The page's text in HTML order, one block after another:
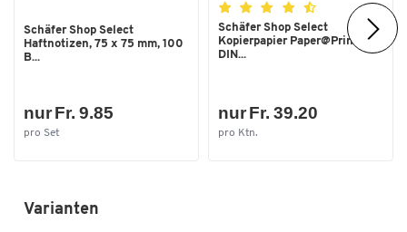
Schäfer Shop Select
Haftnotizen, 75 x 75 mm, 100
B...
nur Fr. 9.85
pro Set
Schäfer Shop Select
Kopierpapier Paper@Print,
DIN...
nur Fr. 39.20
pro Ktn.
Varianten